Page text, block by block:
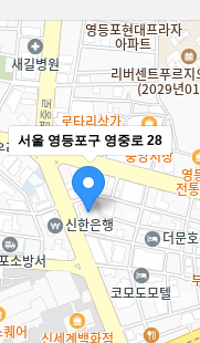
서울 영등포구 영중로 28